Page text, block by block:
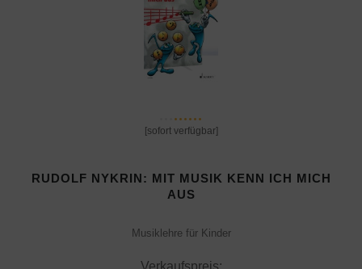
[sofort verfügbar]
RUDOLF NYKRIN: MIT MUSIK KENN ICH MICH
AUS
Musiklehre für Kinder
Verkaufspreis: